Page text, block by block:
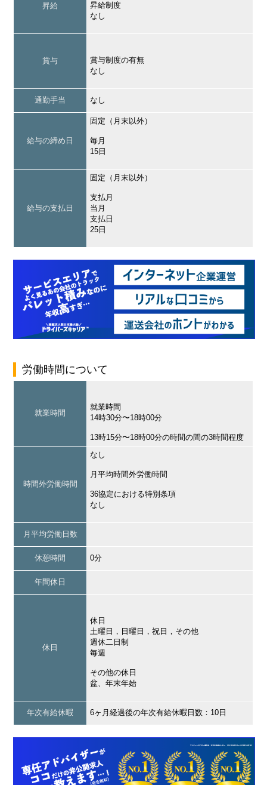
昇給
昇給制度
なし
賞与
賞与制度の有無
なし
通勤手当 なし
給与の締め日
固定（月末以外）
毎月
15日
給与の支払日
固定（月末以外）
支払月
当月
支払日
25日
労働時間について
就業時間
就業時間
14時30分〜18時00分
13時15分〜18時00分の時間の間の3時間程度
時間外労働時間
なし
月平均時間外労働時間
36協定における特別条項
なし
月平均労働日数
休憩時間 0分
年間休日
休日
休日
土曜日，日曜日，祝日，その他
週休二日制
毎週
その他の休日
盆、年末年始
年次有給休暇 6ヶ月経過後の年次有給休暇日数：10日